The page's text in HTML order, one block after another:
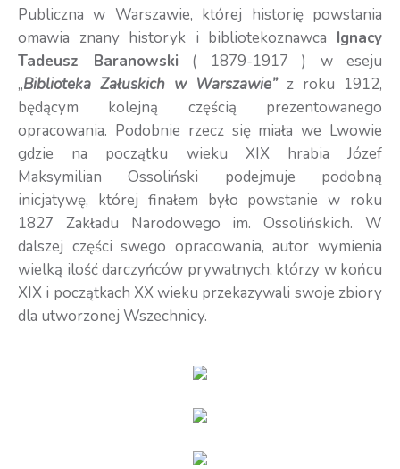
Publiczna w Warszawie, której historię powstania
omawia znany historyk i bibliotekoznawca Ignacy
Tadeusz Baranowski ( 1879-1917 ) w eseju
„Biblioteka Załuskich w Warszawie”z roku 1912,
będącym kolejną częścią prezentowanego
opracowania. Podobnie rzecz się miała we Lwowie
gdzie na początku wieku XIX hrabia Józef
Maksymilian Ossoliński podejmuje podobną
inicjatywę, której finałem było powstanie w roku
1827 Zakładu Narodowego im. Ossolińskich. W
dalszej części swego opracowania, autor wymienia
wielką ilość darczyńców prywatnych, którzy w końcu
XIX i początkach XX wieku przekazywali swoje zbiory
dla utworzonej Wszechnicy.